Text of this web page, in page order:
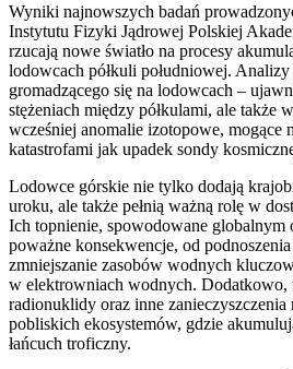
Wyniki najnowszych badań
Instytutu Fizyki Jądrowej Polskiej
rzucają nowe światło na procesy
lodowcach półkuli południowej.
gromadzącego się na lodowcach –
stężeniach między półkulami, ale także
wcześniej anomalie izotopowe, mogące
katastrofami jak upadek sondy
Lodowce górskie nie tylko dodają
uroku, ale także pełnią ważną rolę w
Ich topnienie, spowodowane globalnym
poważne konsekwencje, od
zmniejszanie zasobów wodnych
w elektrowniach wodnych. Dodatkowo,
radionuklidy oraz inne
pobliskich ekosystemów, gdzie
łańcuch troficzny.